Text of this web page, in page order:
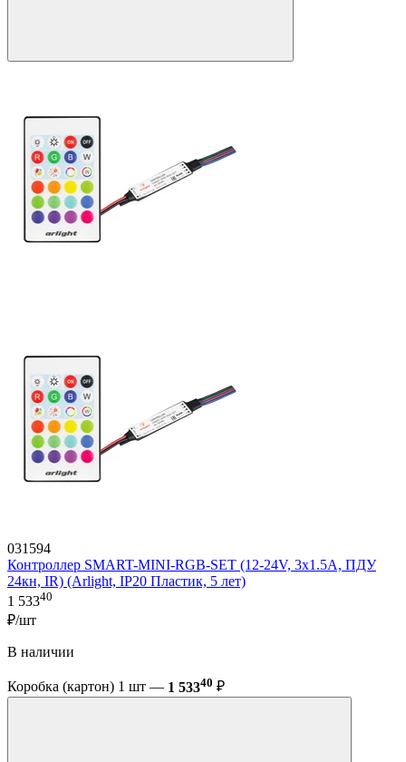
031594
Контроллер SMART-MINI-RGB-SET (12-24V, 3x1.5A, ПДУ
24кн, IR) (Arlight, IP20 Пластик, 5 лет)
1 53340
₽/шт
В наличии
Коробка (картон) 1 шт — 1 53340 ₽